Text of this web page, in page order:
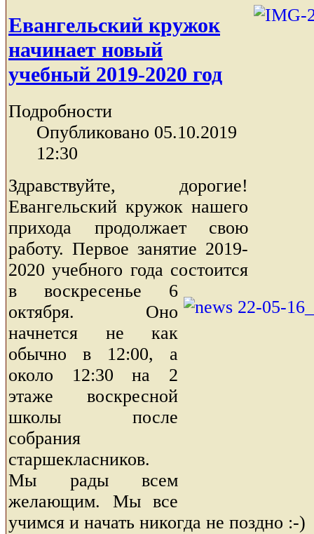
Евангельский кружок
начинает новый
учебный 2019-2020 год
Подробности
Опубликовано 05.10.2019
12:30
Здравствуйте, дорогие!
Евангельский кружок нашего
прихода продолжает свою
работу. Первое занятие 2019-
2020 учебного года состоится
в воскресенье 6
октября. Оно
начнется не как
обычно в 12:00, а
около 12:30 на 2
этаже воскресной
школы после
собрания
старшекласников.
Мы рады всем
желающим. Мы все
учимся и начать никогда не поздно :-)